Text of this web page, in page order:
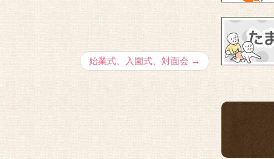
始業式、入園式、対面会 →